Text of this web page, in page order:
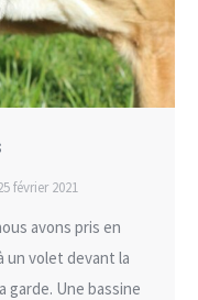
février 2021
avons pris en
un volet devant la
garde. Une bassine